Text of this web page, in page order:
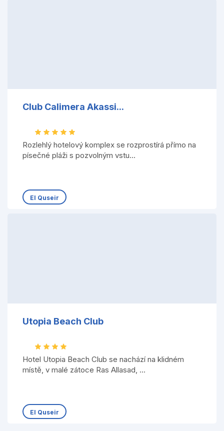
Club Calimera Akassi...
Rozlehlý hotelový komplex se rozprostírá přímo na
písečné pláži s pozvolným vstu...
El Quseir
Utopia Beach Club
Hotel Utopia Beach Club se nachází na klidném
místě, v malé zátoce Ras Allasad, ...
El Quseir